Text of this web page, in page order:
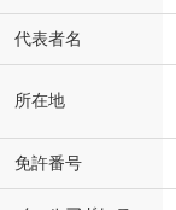
代表者名
所在地
免許番号